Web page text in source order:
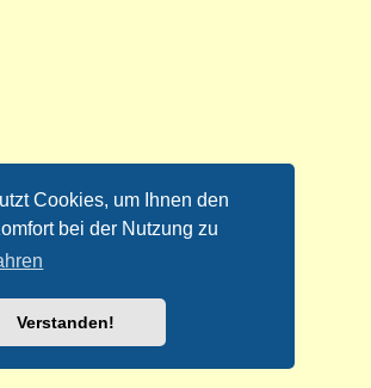
Cookies, um Ihnen den
bei der Nutzung zu
Verstanden!